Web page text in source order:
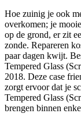
Hoe zuinig je ook
overkomen; je
op de grond, er zit
zonde. Repareren
paar dagen kwijt.
Tempered Glass
2018. Deze case
zorgt ervoor dat je
Tempered Glass
brengen binnen